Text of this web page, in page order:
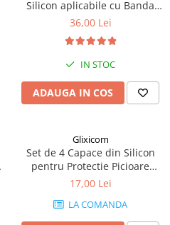
Silicon aplicabile cu Banda
Dublu Adeziva 3 x 3 x 3 cm G
36,00 Lei
IN STOC
ADAUGA IN COS
Glixicom
Set de 4 Capace din Silicon
pentru Protectie Picioare
Scaune si Mobila Lavabile si
17,00 Lei
LA COMANDA